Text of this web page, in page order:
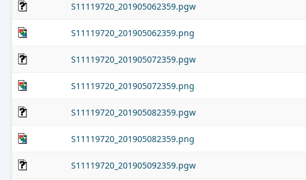
S11119720_201905062359.pgw
S11119720_201905062359.png
S11119720_201905072359.pgw
S11119720_201905072359.png
S11119720_201905082359.pgw
S11119720_201905082359.png
S11119720_201905092359.pgw